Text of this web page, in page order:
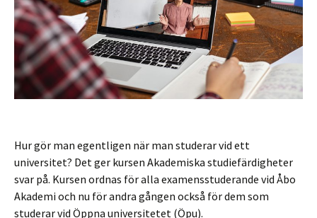
Hur gör man egentligen när man studerar vid ett
universitet? Det ger kursen Akademiska studiefärdigheter
svar på. Kursen ordnas för alla examensstuderande vid Åbo
Akademi och nu för andra gången också för dem som
studerar vid Öppna universitetet (Öpu).